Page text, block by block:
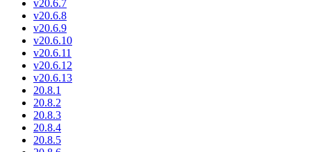
v20.6.7
v20.6.8
v20.6.9
v20.6.10
v20.6.11
v20.6.12
v20.6.13
20.8.1
20.8.2
20.8.3
20.8.4
20.8.5